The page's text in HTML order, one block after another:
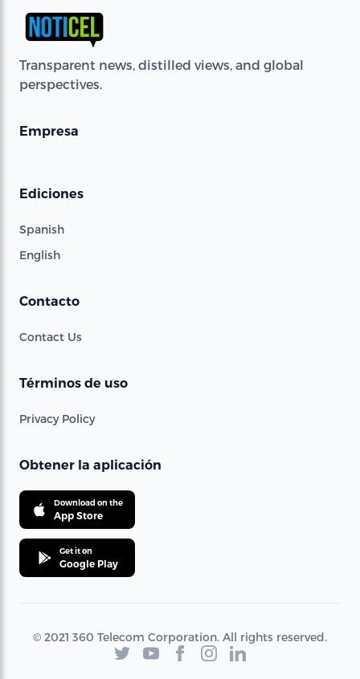
Transparent news, distilled views, and global
perspectives.
Empresa
Ediciones
Spanish
English
Contacto
Contact Us
Términos de uso
Privacy Policy
Obtener la aplicación
Download on the
App Store
Get it on
Google Play
© 2021 360 Telecom Corporation. All rights reserved.